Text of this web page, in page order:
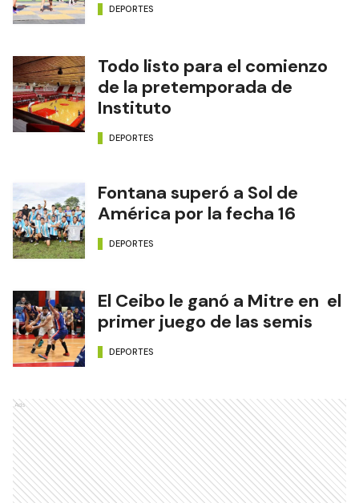
DEPORTES
Todo listo para el comienzo
de la pretemporada de
Instituto
DEPORTES
Fontana superó a Sol de
América por la fecha 16
DEPORTES
El Ceibo le ganó a Mitre en el
primer juego de las semis
DEPORTES
Ads